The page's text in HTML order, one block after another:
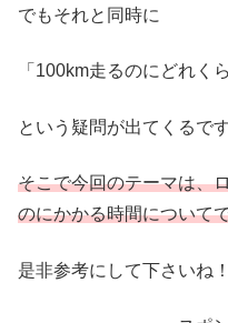
でもそれと同時に
「100km走るのにどれく
という疑問が出てくるです
そこで今回のテーマは、
のにかかる時間について
是非参考にして下さいね！